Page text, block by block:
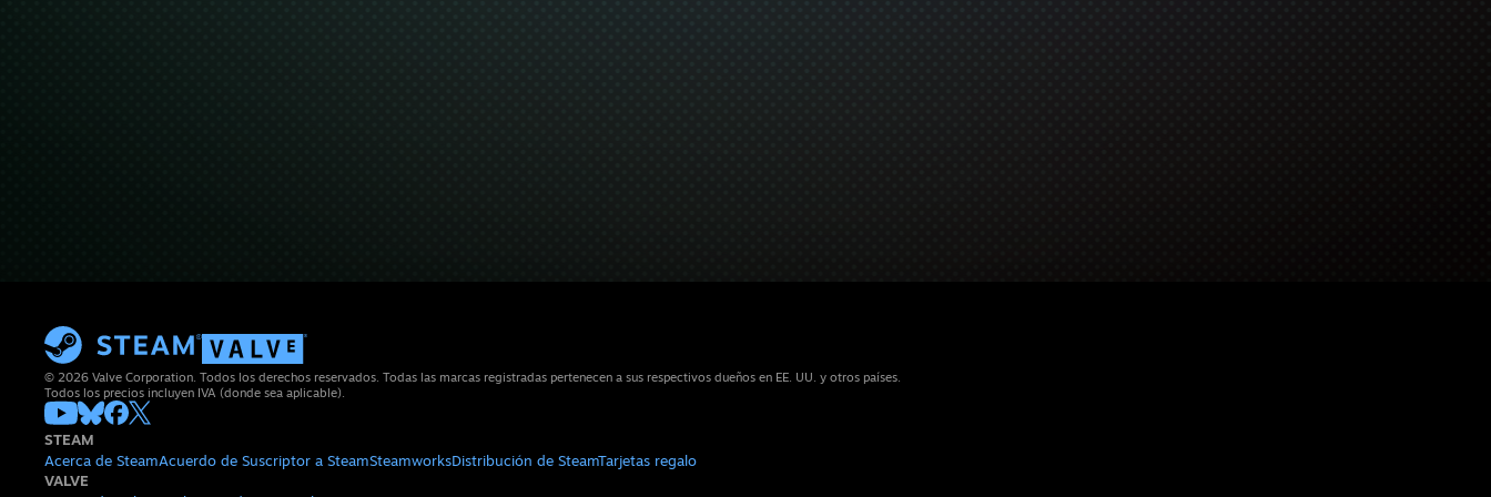
© 2026 Valve Corporation. Todos los derechos reservados. Todas las marcas registradas pertenecen a sus respectivos dueños en EE. UU. y otros países.
Todos los precios incluyen IVA (donde sea aplicable).
STEAM
Acerca de SteamAcuerdo de Suscriptor a SteamSteamworksDistribución de SteamTarjetas regalo
VALVE